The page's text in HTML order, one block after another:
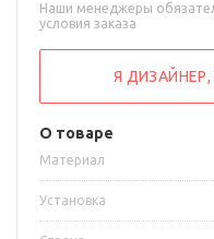
О товаре
Материал
Установка
Наши менеджеры
условия заказа
Я